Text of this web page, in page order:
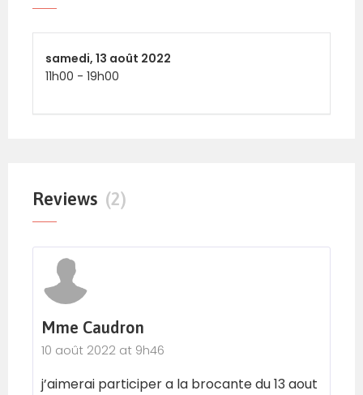
samedi, 13 août 2022
11h00 - 19h00
Reviews (2)
Mme Caudron
10 août 2022 at 9h46
j’aimerai participer a la brocante du 13 aout